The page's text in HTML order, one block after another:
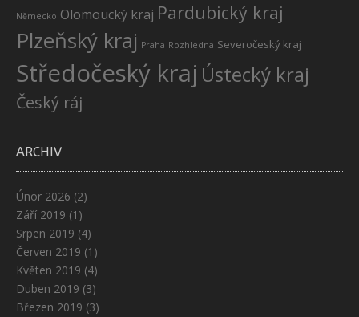
Německo Olomoucký kraj Pardubický kraj
Plzeňský kraj Praha Rozhledna Severočeský kraj
Středočeský kraj Ústecký kraj
Český ráj
ARCHIV
Únor 2026 (2)
Září 2019 (1)
Srpen 2019 (4)
Červen 2019 (1)
Květen 2019 (4)
Duben 2019 (3)
Březen 2019 (3)